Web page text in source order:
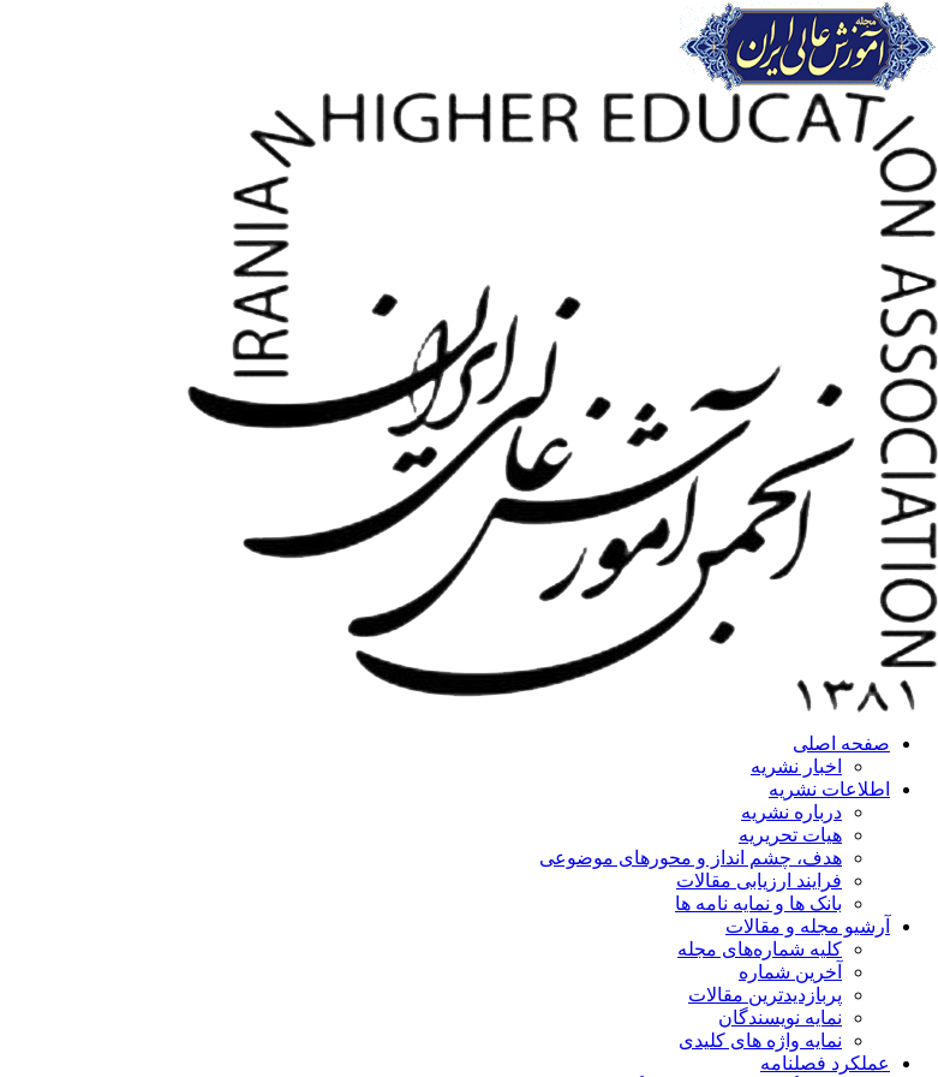
صفحه اصلی
اخبار نشریه
اطلاعات نشریه
درباره نشریه
هیات تحریریه
هدف، چشم انداز و محورهای موضوعی
فرایند ارزیابی مقالات
بانک ها و نمایه نامه ها
آرشیو مجله و مقالات
کلیه شماره‌های مجله
آخرین شماره
پربازدیدترین مقالات
نمایه نویسندگان
نمایه واژه های کلیدی
عملکرد فصلنامه